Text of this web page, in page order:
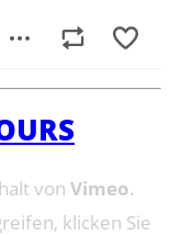
von Vimeo.
klicken Sie